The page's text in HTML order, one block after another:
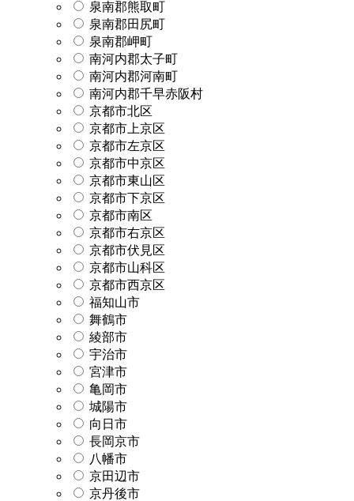
泉南郡熊取町
泉南郡田尻町
泉南郡岬町
南河内郡太子町
南河内郡河南町
南河内郡千早赤阪村
京都市北区
京都市上京区
京都市左京区
京都市中京区
京都市東山区
京都市下京区
京都市南区
京都市右京区
京都市伏見区
京都市山科区
京都市西京区
福知山市
舞鶴市
綾部市
宇治市
宮津市
亀岡市
城陽市
向日市
長岡京市
八幡市
京田辺市
京丹後市